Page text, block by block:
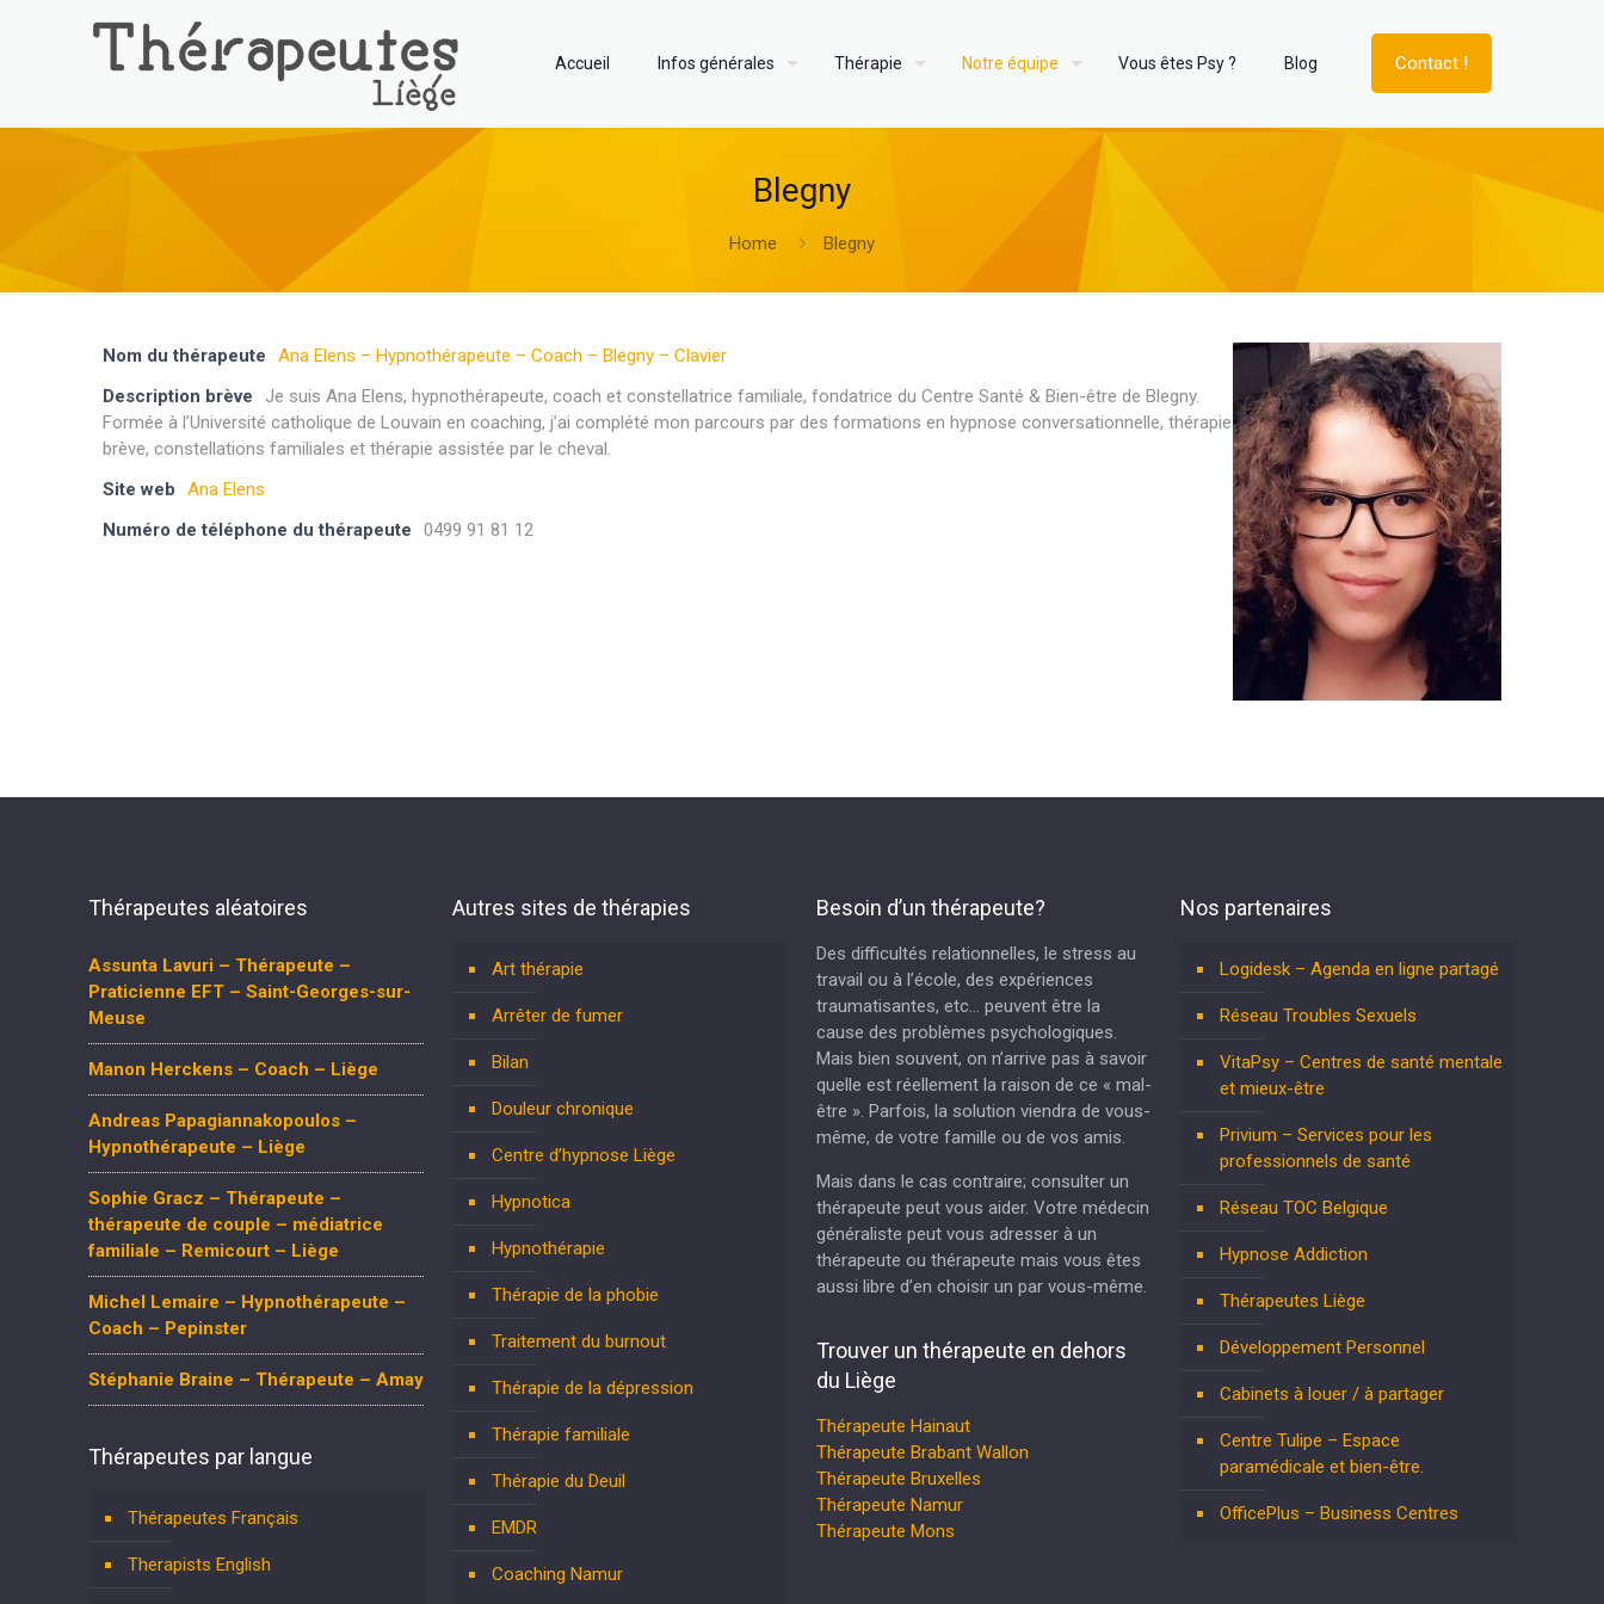
Accueil Infos générales Thérapie Notre équipe Vous êtes Psy ? Blog Contact !
Blegny
Home Blegny
Nom du thérapeute
Ana Elens – Hypnothérapeute – Coach – Blegny – Clavier
Description brève
Je suis Ana Elens, hypnothérapeute, coach et constellatrice familiale, fondatrice du Centre Santé & Bien-être de Blegny.
Formée à l’Université catholique de Louvain en coaching, j’ai complété mon parcours par des formations en hypnose conversationnelle, thérapie
brève, constellations familiales et thérapie assistée par le cheval.
Site web
Ana Elens
Numéro de téléphone du thérapeute
0499 91 81 12
Thérapeutes aléatoires
Assunta Lavuri – Thérapeute –
Praticienne EFT – Saint-Georges-sur-
Meuse
Manon Herckens – Coach – Liège
Andreas Papagiannakopoulos –
Hypnothérapeute – Liège
Sophie Gracz – Thérapeute –
thérapeute de couple – médiatrice
familiale – Remicourt – Liège
Michel Lemaire – Hypnothérapeute –
Coach – Pepinster
Stéphanie Braine – Thérapeute – Amay
Thérapeutes par langue
Thérapeutes Français
Therapists English
Autres sites de thérapies
Art thérapie
Arrêter de fumer
Bilan
Douleur chronique
Centre d’hypnose Liège
Hypnotica
Hypnothérapie
Thérapie de la phobie
Traitement du burnout
Thérapie de la dépression
Thérapie familiale
Thérapie du Deuil
EMDR
Coaching Namur
Besoin d’un thérapeute?
Des difficultés relationnelles, le stress au
travail ou à l’école, des expériences
traumatisantes, etc… peuvent être la
cause des problèmes psychologiques.
Mais bien souvent, on n’arrive pas à savoir
quelle est réellement la raison de ce « mal-
être ». Parfois, la solution viendra de vous-
même, de votre famille ou de vos amis.
Mais dans le cas contraire; consulter un
thérapeute peut vous aider. Votre médecin
généraliste peut vous adresser à un
thérapeute ou thérapeute mais vous êtes
aussi libre d’en choisir un par vous-même.
Trouver un thérapeute en dehors
du Liège
Thérapeute Hainaut
Thérapeute Brabant Wallon
Thérapeute Bruxelles
Thérapeute Namur
Thérapeute Mons
Nos partenaires
Logidesk – Agenda en ligne partagé
Réseau Troubles Sexuels
VitaPsy – Centres de santé mentale
et mieux-être
Privium – Services pour les
professionnels de santé
Réseau TOC Belgique
Hypnose Addiction
Thérapeutes Liège
Développement Personnel
Cabinets à louer / à partager
Centre Tulipe – Espace
paramédicale et bien-être.
OfficePlus – Business Centres